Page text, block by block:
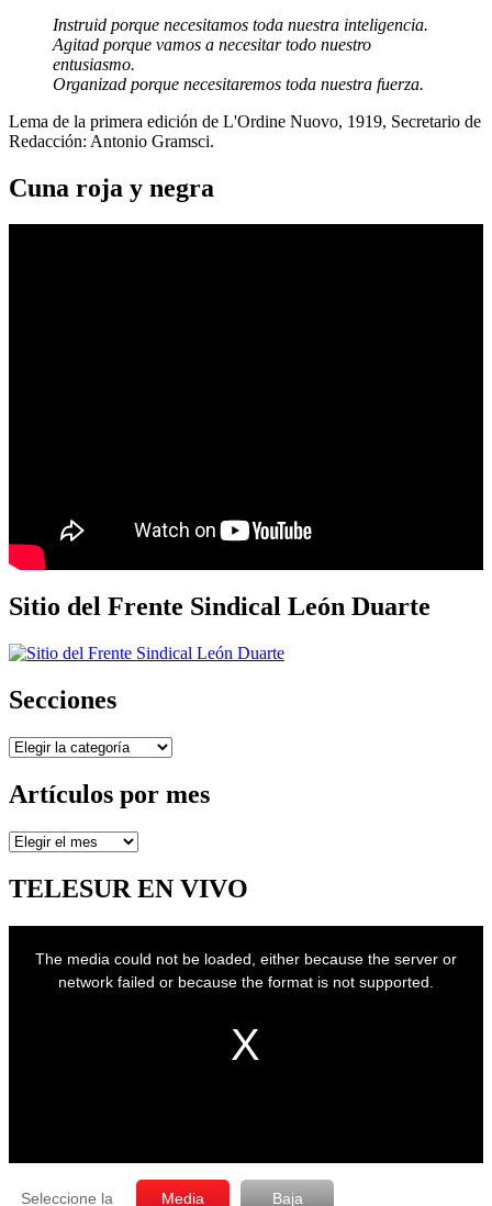
Instruid porque necesitamos toda nuestra inteligencia.
Agitad porque vamos a necesitar todo nuestro
entusiasmo.
Organizad porque necesitaremos toda nuestra fuerza.
Lema de la primera edición de L'Ordine Nuovo, 1919, Secretario de
Redacción: Antonio Gramsci.
Cuna roja y negra
Sitio del Frente Sindical León Duarte
Secciones
Secciones
Artículos por mes
Artículos
mes
TELESUR EN VIVO